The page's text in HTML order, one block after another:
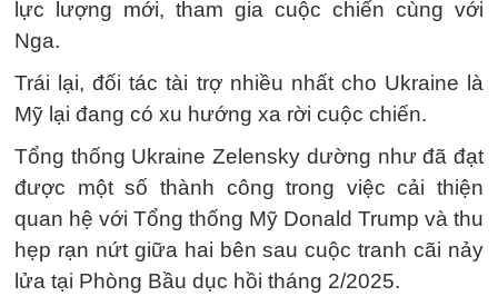
lực lượng mới, tham gia cuộc chiến cùng với
Nga.
Trái lại, đối tác tài trợ nhiều nhất cho Ukraine là
Mỹ lại đang có xu hướng xa rời cuộc chiến.
Tổng thống Ukraine Zelensky dường như đã đạt
được một số thành công trong việc cải thiện
quan hệ với Tổng thống Mỹ Donald Trump và thu
hẹp rạn nứt giữa hai bên sau cuộc tranh cãi nảy
lửa tại Phòng Bầu dục hồi tháng 2/2025.